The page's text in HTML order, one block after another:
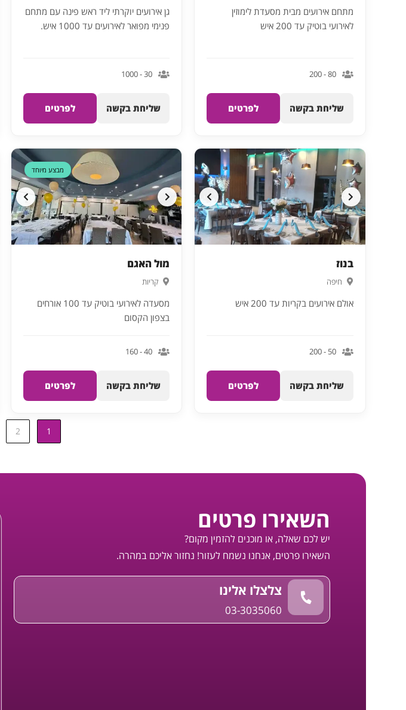
מתחם אירועים מבית מסעדת לימוזין
לאירועי בוטיק עד 200 איש
80 - 200
שליחת בקשה לפרטים
גן אירועים יוקרתי ליד ראש פינה עם מתחם
פנימי מפואר לאירועים עד 1000 איש.
30 - 1000
שליחת בקשה לפרטים
בנוז
חיפה
אולם אירועים בקריות עד 200 איש
50 - 200
שליחת בקשה לפרטים
דקה 90
מבצע מיוחד
מול האגם
קריות
מסעדה לאירועי בוטיק עד 100 אורחים
בצפון הקסום
40 - 160
שליחת בקשה לפרטים
1
2
השאירו פרטים
יש לכם שאלה, או מוכנים להזמין מקום?
השאירו פרטים, אנחנו נשמח לעזור! נחזור אליכם במהרה.
צלצלו אלינו
03-3035060